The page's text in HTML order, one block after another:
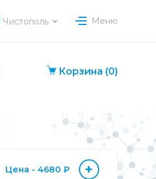
Чистополь Меню
Корзина (0)
Цена - 4680 ₽ +